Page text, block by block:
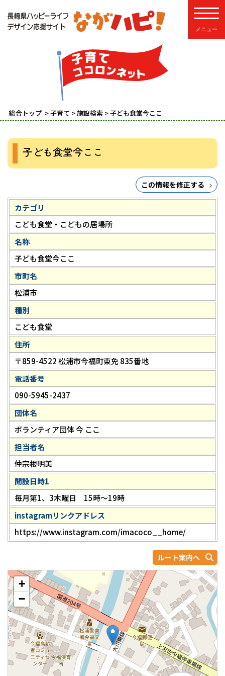
総合トップ >子育て >施設検索 > 子ども食堂今ここ
子ども食堂今ここ
この情報を修正する
カテゴリ
こども食堂・こどもの居場所
名称
子ども食堂今ここ
市町名
松浦市
種別
こども食堂
住所
〒859-4522 松浦市今福町東免 835番地
電話番号
090-5945-2437
団体名
ボランティア団体 今 ここ
担当者名
仲宗根明美
開設日時1
毎月第1、3木曜日 15時～19時
instagramリンクアドレス
https://www.instagram.com/imacoco__home/
ルート案内へ
+
−